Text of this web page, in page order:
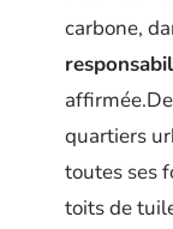
carbone,
quartiers
toutes ses
toits de